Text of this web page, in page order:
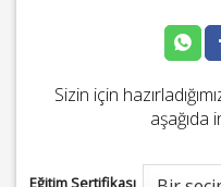
Sizin için
aşağıda
Eğitim Sertifikası